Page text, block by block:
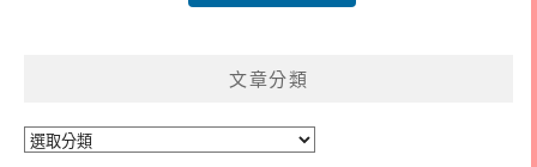
文章分類
文